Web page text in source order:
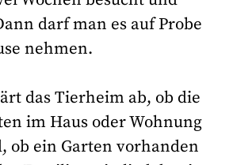
darf man es auf Probe
nehmen.
das Tierheim ab, ob die
im Haus oder Wohnung
ob ein Garten vorhanden